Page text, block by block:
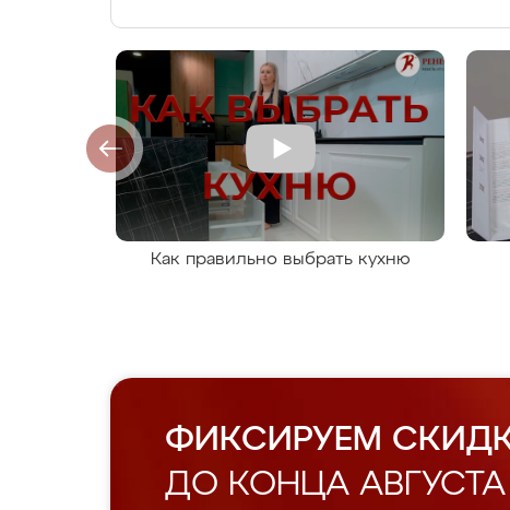
Как правильно выбрать кухню
ФИКСИРУЕМ
ДО КОНЦА АВГУСТА